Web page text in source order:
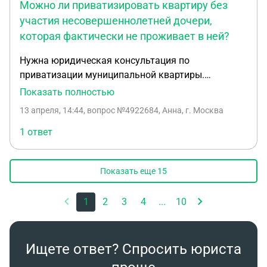
Можно ли приватизировать квартиру без
участия несовершеннолетней дочери,
которая фактически не проживает в ней?
Нужна юридическая консультация по
приватизации муниципальной квартиры.
Ситуация: Наниматель жилья — мой муж. В
дочь от первого брака и его отец. Дочь
фактически не проживает с нами: несколько лет
назад мать добровольно забрала её, и они живут
в другом городе. Мать девочки (бывшая жена
моего супруга) зарегистрирована в
родителями. Семья проживает там с сожителем
невозможен. Цель: приватизировать квартиру без
включения несовершеннолетней дочери в число
Показать полностью
13 апреля, 14:44, вопрос №4922684, Анна, г. Москва
1 ответ
Показать еще 15
1 2 3 4 ... 10
Ищете ответ? Спросить юриста